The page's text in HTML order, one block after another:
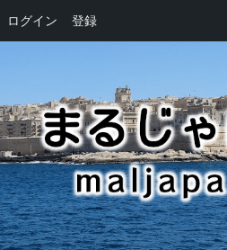
ログイン 登録